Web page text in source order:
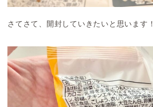
さてさて、開封していきたいと思います！